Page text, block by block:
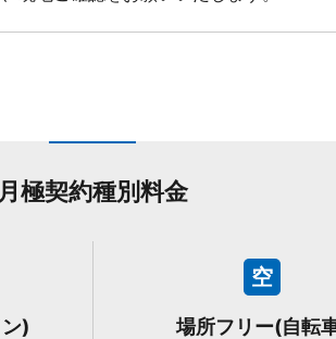
月極契約種別料金
)
空
場所フリー(自転